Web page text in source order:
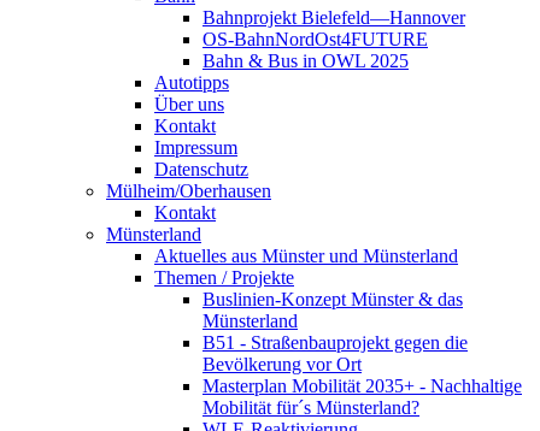
Bahnprojekt Bielefeld—Hannover
OS-BahnNordOst4FUTURE
Bahn & Bus in OWL 2025
Autotipps
Über uns
Kontakt
Impressum
Datenschutz
Mülheim/Oberhausen
Kontakt
Münsterland
Aktuelles aus Münster und Münsterland
Themen / Projekte
Buslinien-Konzept Münster & das
Münsterland
B51 - Straßenbauprojekt gegen die
Bevölkerung vor Ort
Masterplan Mobilität 2035+ - Nachhaltige
Mobilität für´s Münsterland?